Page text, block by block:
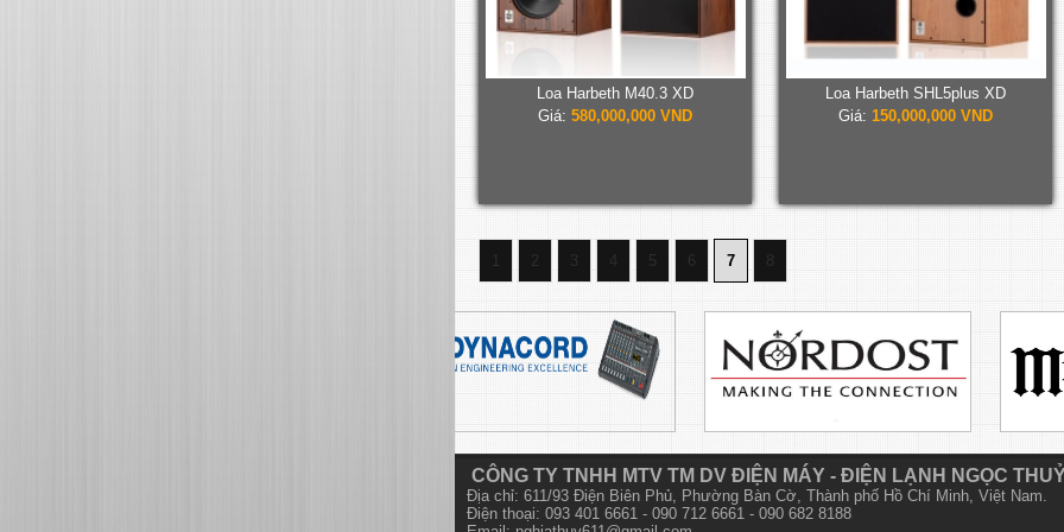
Loa Harbeth M40.3 XD
Giá: 580,000,000 VND
Loa Harbeth SHL5plus XD
Giá: 150,000,000 VND
2 3 5 6 7
CÔNG TY TNHH MTV TM DV ĐIỆN MÁY - ĐIỆN LẠNH NGỌC
Địa chỉ: 611/93 Điện Biên Phủ, Phường Bàn Cờ, Thành phố Hồ Chí Minh, Việt Nam.
Điện thoại: 093 401 6661 - 090 712 6661 - 090 682 8188